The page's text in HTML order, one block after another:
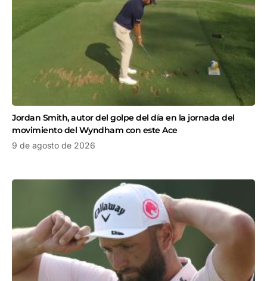
Jordan Smith, autor del golpe del día en la jornada del
movimiento del Wyndham con este Ace
9 de agosto de 2026